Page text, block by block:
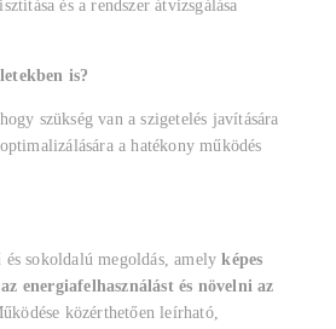
és a rendszer átvizsgálása
is?
szükség van a szigetelés javítására
a hatékony működés
sokoldalú megoldás, amely képes
energiafelhasználást és növelni az
közérthetően leírható,